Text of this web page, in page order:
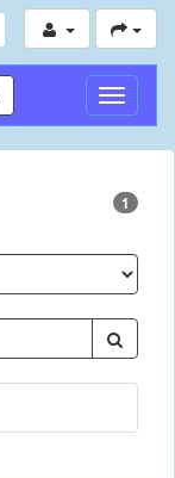
切
換
導
1